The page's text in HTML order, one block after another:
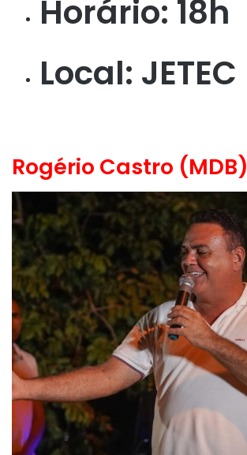
Horário: 18h
Local: JETEC
Rogério Castro (MDB)